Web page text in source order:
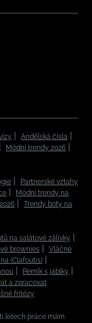
Andělská čísla
Módní trendy 2026
Partnerské vztahy
Módní trendy na
Trendy boty na
na salátové zálivky
brownies
Vláčné
(Clafoutis)
Perník s jablky
a zpracovat
fritézy
letech práce mám